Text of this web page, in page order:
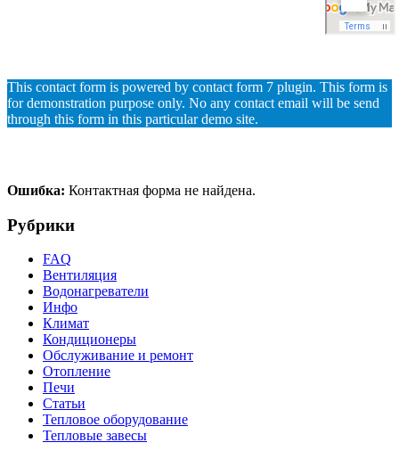
This contact form is powered by contact form 7 plugin. This form is
for demonstration purpose only. No any contact email will be send
through this form in this particular demo site.
Ошибка: Контактная форма не найдена.
Рубрики
FAQ
Вентиляция
Водонагреватели
Инфо
Климат
Кондиционеры
Обслуживание и ремонт
Отопление
Печи
Статьи
Тепловое оборудование
Тепловые завесы